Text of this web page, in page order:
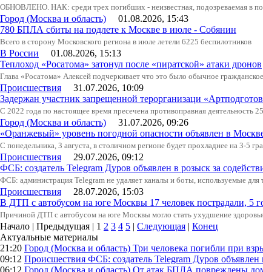
ОБНОВЛЕНО. НАК: среди трех погибших - неизвестная, подозреваемая в
Город (Москва и область) 01.08.2026, 15:43
780 БПЛА сбиты на подлете к Москве в июле - Собянин
Всего в сторону Московского региона в июле летели 6225 беспилотников
В России 01.08.2026, 15:13
Теплоход «Росатома» затонул после «пиратской» атаки дронов
Глава «Росатома» Алексей подчеркивает что это было обычное
Происшествия 31.07.2026, 10:09
Задержан участник запрещенной терорганизаци
С 2022 года по настоящее время пресечена противоправная деятельность
Город (Москва и область) 31.07.2026, 09:26
«Оранжевый» уровень погодной опасности объявлен в
С понедельника, 3 августа, в столичном регионе будет прохладнее на 3-5
Происшествия 29.07.2026, 09:12
ФСБ: создатель Telegram Дуров объявлен в розыск за
ФСБ: администрация Telegram не удаляет каналы и боты, используемые для
Происшествия 28.07.2026, 15:03
В ДТП с автобусом на юге Москвы 17 человек пострадали, 5
Причиной ДТП с автобусом на юге Москвы могло стать ухудшение
Начало | Предыдущая | 1 2 3 4 5 | Следующая | Конец
Актуальные материалы
21:20 Город (Москва и область) Три человека погибли при
09:12 Происшествия ФСБ: создатель Telegram Дуров объявлен
06:12 Город (Москва и область) От атак БПЛА повреждены